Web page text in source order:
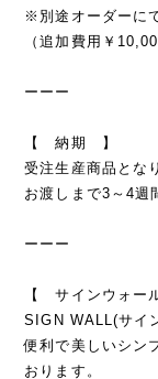
※別途オーダーに
（追加費用￥
ーーー
【 納期 】
受注生産商品とな
お渡しまで3～4週
ーーー
【 サインウォー
SIGN WALL(サイ
便利で美しいシン
おります。